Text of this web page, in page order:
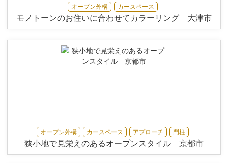
オープン外構 カースペース
モノトーンのお住いに合わせてカラーリング 大津市
オープン外構 カースペース アプローチ 門柱
狭小地で見栄えのあるオープンスタイル 京都市